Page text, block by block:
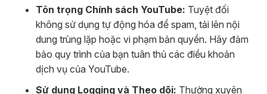
Tôn trọng Chính sách YouTube: Tuyệt đối
không sử dụng tự động hóa để spam, tải lên nội
dung trùng lặp hoặc vi phạm bản quyền. Hãy đảm
bảo quy trình của bạn tuân thủ các điều khoản
dịch vụ của YouTube.
Sử dụng Logging và Theo dõi: Thường xuyên